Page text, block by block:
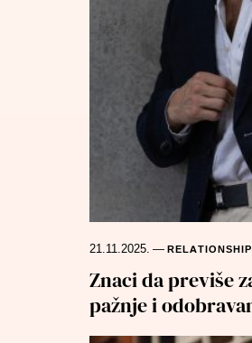
21.11.2025. —
Znaci da previše
pažnje i